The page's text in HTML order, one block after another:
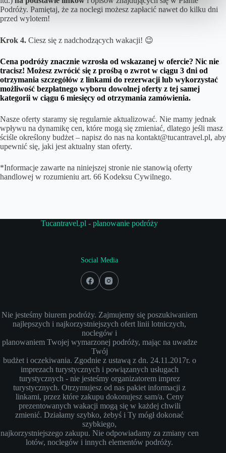
Podróży. Pamiętaj, że za noclegi możesz zapłacić nawet do kilku dni
przed wylotem!
Krok 4. Ciesz się z nadchodzących wakacji! 😉
Cena podróży znacznie wzrosła od wskazanej w ofercie? Nic nie
tracisz! Możesz zwrócić się z prośbą o zwrot w ciągu 3 dni od
otrzymania szczegółów z linkami do rezerwacji lub wykorzystać
możliwość bezpłatnego wyboru dowolnej oferty z tej samej
kategorii w ciągu 6 miesięcy od otrzymania zamówienia.
Nasze oferty staramy się regularnie aktualizować. Nie mamy jednak
wpływu na dynamikę cen, które mogą się zmieniać, dlatego jeśli masz
ściśle określony budżet – napisz do nas na kontakt@tucantravel.pl, aby
upewnić się, jaki jest aktualny stan oferty.
*Informacje zawarte na niniejszej stronie nie stanowią oferty
handlowej w rozumieniu art. 66 Kodeksu Cywilnego.
Tucantravel.pl - planowanie podróży
Social Media
Nie jesteśmy biurem podróży. Zajmujemy się poszukiwaniem
najlepszych i najkorzystniejszych ofert linii lotniczych,
noclegów i
planowaniem Twojej wymarzonej podróży, mając na uwadze
Twój
budżet i oczekiwania. Zgodnie z ustawą z dn. 24.11.2017r. o
imprezach turystycznych i powiązanych usługach
turystycznych - nie jesteśmy organizatorem imprez
turystycznych. Otrzymujesz od nas pakiet informacji z
linkami, przez które zakupu dokonujesz sam/a. Ceny
prezentowanych wakacji mogą się w każdej chwili
zmienić. Działamy szybko, żebyś i Ty mógł dokonać
szybkiego,
najkorzystniejszego zakupu. Nie odpowiadamy za zmiany cen
lotów, noclegów i innych elementów podróży.